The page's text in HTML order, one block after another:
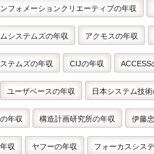
ンフォメーションクリエーティブの年収
ムシステムズの年収 アクモスの年収
ステムズの年収 CIJの年収 ACCESS
ユーザベースの年収 日本システム技
の年収 構造計画研究所の年収 伊藤
年収 ヤフーの年収 フォーカスシス